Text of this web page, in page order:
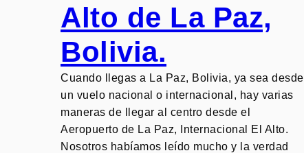
Alto de La Paz,
Bolivia.
Cuando llegas a La Paz, Bolivia, ya sea desde
un vuelo nacional o internacional, hay varias
maneras de llegar al centro desde el
Aeropuerto de La Paz, Internacional El Alto.
Nosotros habíamos leído mucho y la verdad